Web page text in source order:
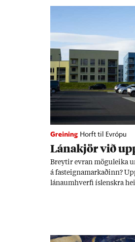
Greining Horft til Evrópu
Lána­kjör við
Breyt­ir evr­an mögu­leika
á fast­eigna­mark­að­inn?
lánaum­hverfi ís­lenskra